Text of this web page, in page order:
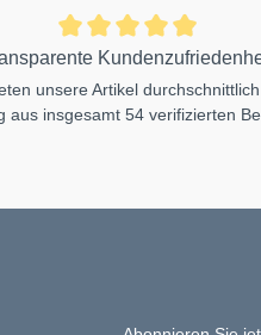
unsere Artikel
aus insgesamt 54 verifizierten